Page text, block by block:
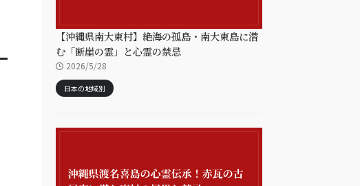
【沖縄県南大東村】絶海の孤島・南大東島に潜
む「断崖の霊」と心霊の禁忌
2026/5/28
日本の地域別